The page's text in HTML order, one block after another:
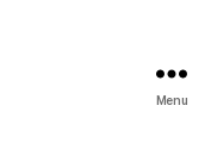
Menu